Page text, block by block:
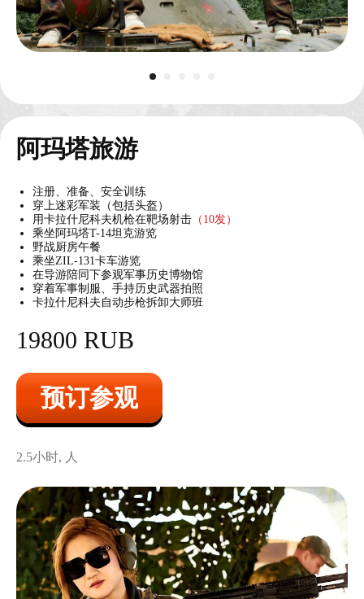
阿玛塔旅游
注册、准备、安全训练
穿上迷彩军装（包括头盔）
用卡拉什尼科夫机枪在靶场射击 （10发）
乘坐阿玛塔T-14坦克游览
野战厨房午餐
乘坐ZIL-131卡车游览
在导游陪同下参观军事历史博物馆
穿着军事制服、手持历史武器拍照
卡拉什尼科夫自动步枪拆卸大师班
19800 RUB
预订参观
2.5小时, 人